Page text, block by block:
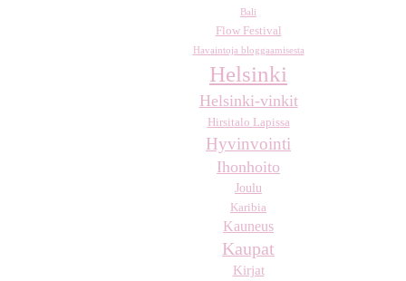
Bali
Flow Festival
Havaintoja bloggaamisesta
Helsinki
Helsinki-vinkit
Hirsitalo Lapissa
Hyvinvointi
Ihonhoito
Joulu
Karibia
Kauneus
Kaupat
Kirjat